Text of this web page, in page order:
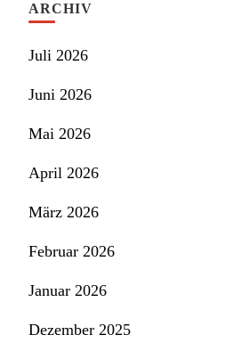
ARCHIV
Juli 2026
Juni 2026
Mai 2026
April 2026
März 2026
Februar 2026
Januar 2026
Dezember 2025